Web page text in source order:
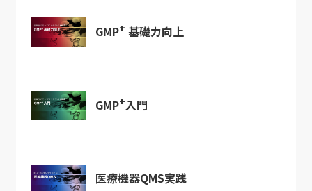
GMP+ 基礎力向上
GMP+入門
医療機器QMS実践